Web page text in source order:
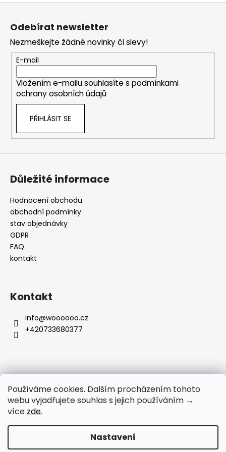
Používáme cookies. Dalším procházením tohoto
webu vyjadřujete souhlas s jejich používáním →
více zde.
Nastavení
UPOZORNÉNÍ PRO ZÁKAZNÍKY: Čerpání dovolené od 3. 8. do 9.
8. 2026. E-Shop zůstává otevřený a i nadále můžete
a
c
í
p
r
ý
p
Z
Odebírat newsletter
Nezmeškejte žádné novinky či slevy!
E-mail
Vložením e-mailu souhlasíte s podmínkami
ochrany osobních údajů
PŘIHLÁSIT SE
Důležité informace
Hodnocení obchodu
obchodní podmínky
stav objednávky
GDPR
FAQ
kontakt
Kontakt
info@woooooo.cz
+420733680377
Přijímáme online platby